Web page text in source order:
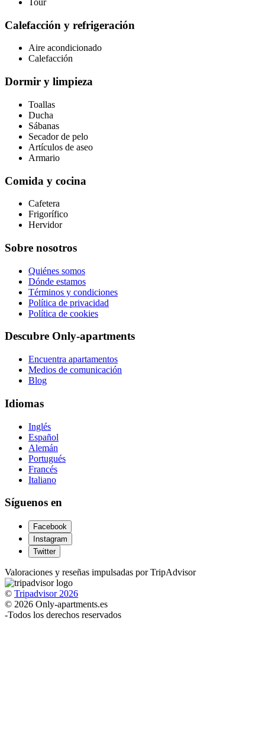
Tour
Calefacción y refrigeración
Aire acondicionado
Calefacción
Dormir y limpieza
Toallas
Ducha
Sábanas
Secador de pelo
Artículos de aseo
Armario
Comida y cocina
Cafetera
Frigorífico
Hervidor
Sobre nosotros
Quiénes somos
Dónde estamos
Términos y condiciones
Política de privacidad
Política de cookies
Descubre Only-apartments
Encuentra apartamentos
Medios de comunicación
Blog
Idiomas
Inglés
Español
Alemán
Portugués
Francés
Italiano
Síguenos en
Facebook
Instagram
Twitter
Valoraciones y reseñas impulsadas por TripAdvisor
© Tripadvisor 2026
© 2026 Only-apartments.es
-Todos los derechos reservados